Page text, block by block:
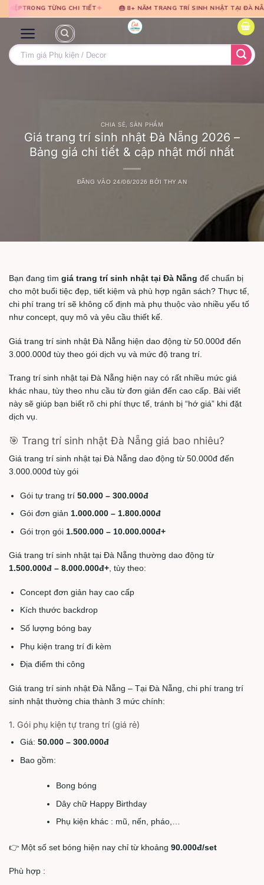
qua
dung
qua
dung
✦ 🎂 8+ NĂM TRANG TRÍ SINH NHẬT TẠI ĐÀ NẴNG✦ 🎈 TƯ VẤN
Tìm
kiếm:
CHIA SẺ,SẢN PHẨM
Giá trang trí sinh nhật Đà Nẵng 2026 –
Bảng giá chi tiết & cập nhật mới nhất
ĐĂNG VÀO 24/06/2026 BỞITHY AN
Bạn đang tìm giá trang trí sinh nhật tại Đà Nẵng để chuẩn bị
cho một buổi tiệc đẹp, tiết kiệm và phù hợp ngân sách? Thực tế,
chi phí trang trí sẽ không cố định mà phụ thuộc vào nhiều yếu tố
như concept, quy mô và yêu cầu thiết kế.
Giá trang trí sinh nhật Đà Nẵng hiện dao động từ 50.000đ đến
3.000.000đ tùy theo gói dịch vụ và mức độ trang trí.
Trang trí sinh nhật tại Đà Nẵng hiện nay có rất nhiều mức giá
khác nhau, tùy theo nhu cầu từ đơn giản đến cao cấp. Bài viết
này sẽ giúp bạn biết rõ chi phí thực tế, tránh bị “hớ giá” khi đặt
dịch vụ.
🎯 Trang trí sinh nhật Đà Nẵng giá bao nhiêu?
Giá trang trí sinh nhật tại Đà Nẵng dao động từ 50.000đ đến
3.000.000đ tùy gói
Gói tự trang trí 50.000 – 300.000đ
Gói đơn giản 1.000.000 – 1.800.000đ
Gói trọn gói 1.500.000 – 10.000.000đ+
Giá trang trí sinh nhật tại Đà Nẵng thường dao động từ
1.500.000đ – 8.000.000đ+, tùy theo:
Concept đơn giản hay cao cấp
Kích thước backdrop
Số lượng bóng bay
Phụ kiện trang trí đi kèm
Địa điểm thi công
Giá trang trí sinh nhật Đà Nẵng – Tại Đà Nẵng, chi phí trang trí
sinh nhật thường chia thành 3 mức chính:
1. Gói phụ kiện tự trang trí (giá rẻ)
Giá: 50.000 – 300.000đ
Bao gồm:
Bong bóng
Dây chữ Happy Birthday
Phụ kiện khác : mũ, nến, pháo,…
👉 Một số set bóng hiện nay chỉ từ khoảng 90.000đ/set
Phù hợp :